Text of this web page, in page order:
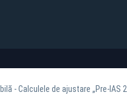
- Calculele de ajustare „Pre-IAS